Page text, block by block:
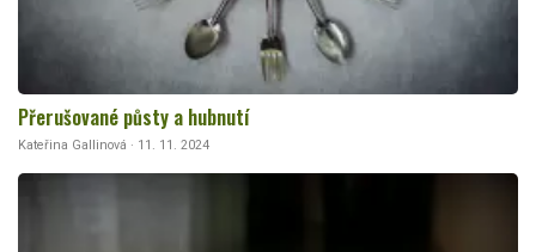
Přerušované půsty a hubnutí
Kateřina Gallinová · 11. 11. 2024